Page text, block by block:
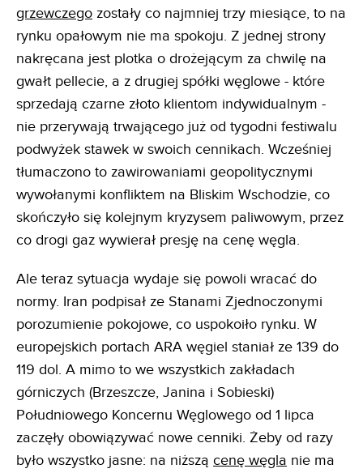
grzewczego zostały co najmniej trzy miesiące, to na
rynku opałowym nie ma spokoju. Z jednej strony
nakręcana jest plotka o drożejącym za chwilę na
gwałt pellecie, a z drugiej spółki węglowe - które
sprzedają czarne złoto klientom indywidualnym -
nie przerywają trwającego już od tygodni festiwalu
podwyżek stawek w swoich cennikach. Wcześniej
tłumaczono to zawirowaniami geopolitycznymi
wywołanymi konfliktem na Bliskim Wschodzie, co
skończyło się kolejnym kryzysem paliwowym, przez
co drogi gaz wywierał presję na cenę węgla.
Ale teraz sytuacja wydaje się powoli wracać do
normy. Iran podpisał ze Stanami Zjednoczonymi
porozumienie pokojowe, co uspokoiło rynku. W
europejskich portach ARA węgiel staniał ze 139 do
119 dol. A mimo to we wszystkich zakładach
górniczych (Brzeszcze, Janina i Sobieski)
Południowego Koncernu Węglowego od 1 lipca
zaczęły obowiązywać nowe cenniki. Żeby od razy
było wszystko jasne: na niższą cenę węgla nie ma